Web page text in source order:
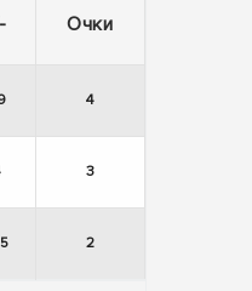
Очки
4
3
2